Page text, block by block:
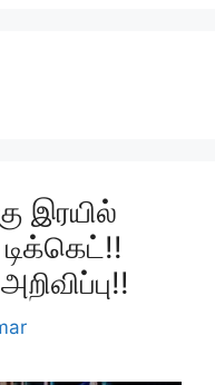
இரயில்